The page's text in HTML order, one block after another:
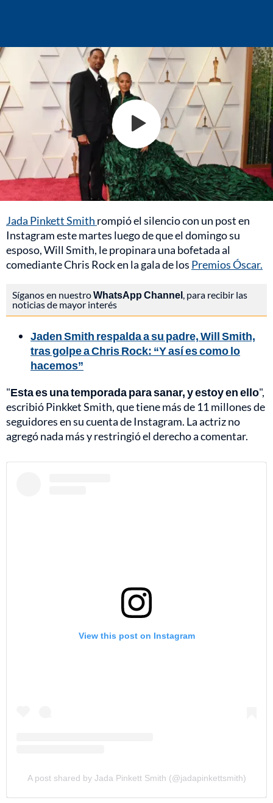
Jada Pinkett Smith rompió el silencio con un post en
Instagram este martes luego de que el domingo su
esposo, Will Smith, le propinara una bofetada al
comediante Chris Rock en la gala de los Premios Óscar.
Síganos en nuestroWhatsApp Channel , para recibir las
noticias de mayor interés
Jaden Smith respalda a su padre, Will Smith,
tras golpe a Chris Rock: “Y así es como lo
hacemos”
"Esta es una temporada para sanar, y estoy en ello",
escribió Pinkket Smith, que tiene más de 11 millones de
seguidores en su cuenta de Instagram. La actriz no
agregó nada más y restringió el derecho a comentar.
View this post on Instagram
A post shared by Jada Pinkett Smith (@jadapinkettsmith)